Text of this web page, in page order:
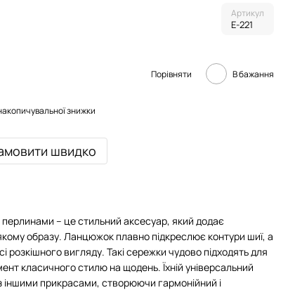
Артикул
E-221
Порівняти В бажання
знижки
швидко
– це стильний аксесуар, який додає
образу. Ланцюжок плавно підкреслює контури шиї, а
розкішного вигляду. Такі сережки чудово підходять для
класичного стилю на щодень. Їхній універсальний
іншими прикрасами, створюючи гармонійний і